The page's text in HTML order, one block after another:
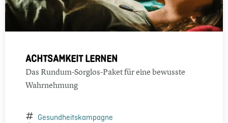
ACHTSAMKEIT LERNEN
Das Rundum-Sorglos-Paket für eine bewusste
Wahrnehmung
Gesundheitskampagne